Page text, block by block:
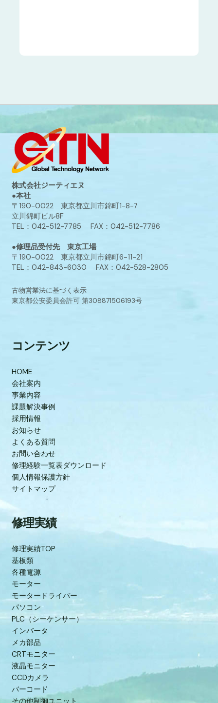
株式会社ジーティエヌ
●本社
〒190-0022 東京都立川市錦町1-8-7
立川錦町ビル8F
TEL：042-512-7785 FAX：042-512-7786
●修理品受付先 東京工場
〒190-0022 東京都立川市錦町6-11-21
TEL：042-843-6030 FAX：042-528-2805
古物営業法に基づく表示
東京都公安委員会許可 第308871506193号
コンテンツ
HOME
会社案内
事業内容
課題解決事例
採用情報
お知らせ
よくある質問
お問い合わせ
修理経験一覧表ダウンロード
個人情報保護方針
サイトマップ
修理実績
修理実績TOP
基板類
各種電源
モーター
モータードライバー
パソコン
PLC（シーケンサー）
インバータ
メカ部品
CRTモニター
液晶モニター
CCDカメラ
バーコード
その他制御ユニット